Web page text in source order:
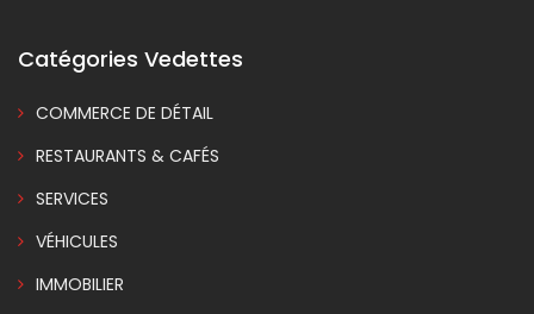
Catégories Vedettes
COMMERCE DE DÉTAIL
RESTAURANTS & CAFÉS
SERVICES
VÉHICULES
IMMOBILIER